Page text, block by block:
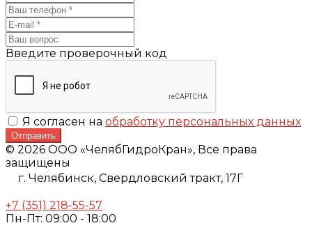
Введите проверочный код
Я согласен на обработку персональных данных
Отправить
© 2026 ООО «ЧелябГидроКран», Все права
защищены
г. Челябинск, Свердловский тракт, 17Г
+7 (351) 218-55-57
Пн-Пт: 09:00 - 18:00